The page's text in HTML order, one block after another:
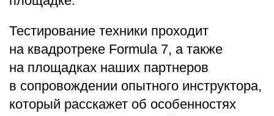
Тестирование техники проходит
на квадротреке Formula 7, а также
на площадках наших партнеров
в сопровождении опытного инструктора,
который расскажет об особенностях